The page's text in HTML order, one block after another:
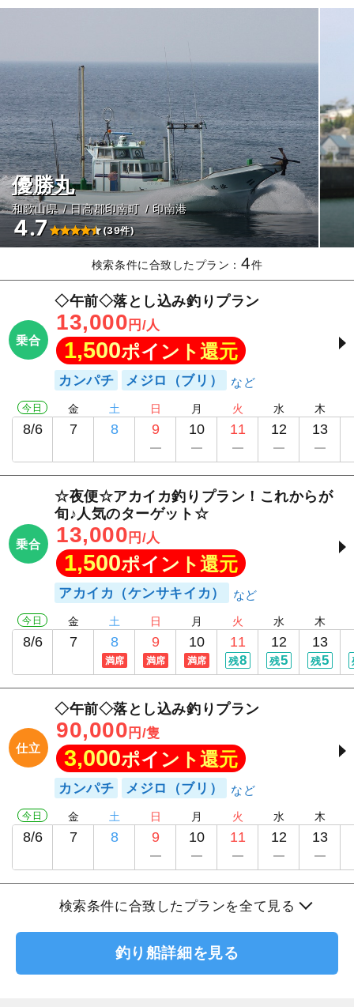
優勝丸
和歌山県 日高郡印南町 印南港
4.7 (39件)
検索条件に合致したプラン：4件
乗合
◇午前◇落とし込み釣りプラン
13,000 円/人
1,500ポイント還元
カンパチ メジロ（ブリ）
今日
8/6
金
7
土
8
日
9
月
10
火
11
水
12
木
13
乗合
☆夜便☆アカイカ釣りプラン！これからが
旬♪人気のターゲット☆
13,000 円/人
1,500ポイント還元
アカイカ（ケンサキイカ）
今日
8/6
金
7
土
8
満席
日
9
満席
月
10
満席
火
11
残8
水
12
残5
木
13
残5
仕立
◇午前◇落とし込み釣りプラン
90,000 円/隻
3,000ポイント還元
カンパチ メジロ（ブリ）
今日
8/6
金
7
土
8
日
9
月
10
火
11
水
12
木
13
検索条件に合致したプランを全て見る
釣り船詳細を見る